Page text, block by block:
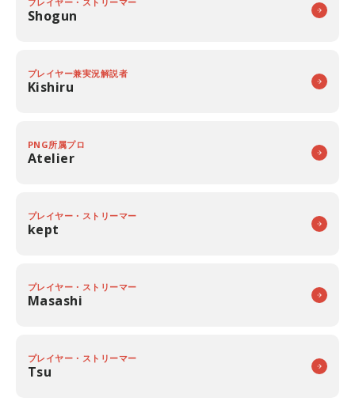
Shogun
プレイヤー兼実況解説者
Kishiru
PNG所属プロ
Atelier
プレイヤー・ストリーマー
kept
プレイヤー・ストリーマー
Masashi
プレイヤー・ストリーマー
Tsu